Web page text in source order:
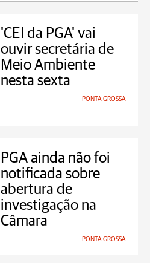
'CEI da PGA' vai
ouvir secretária de
Meio Ambiente
nesta sexta
PONTA GROSSA
PGA ainda não foi
notificada sobre
abertura de
investigação na
Câmara
PONTA GROSSA